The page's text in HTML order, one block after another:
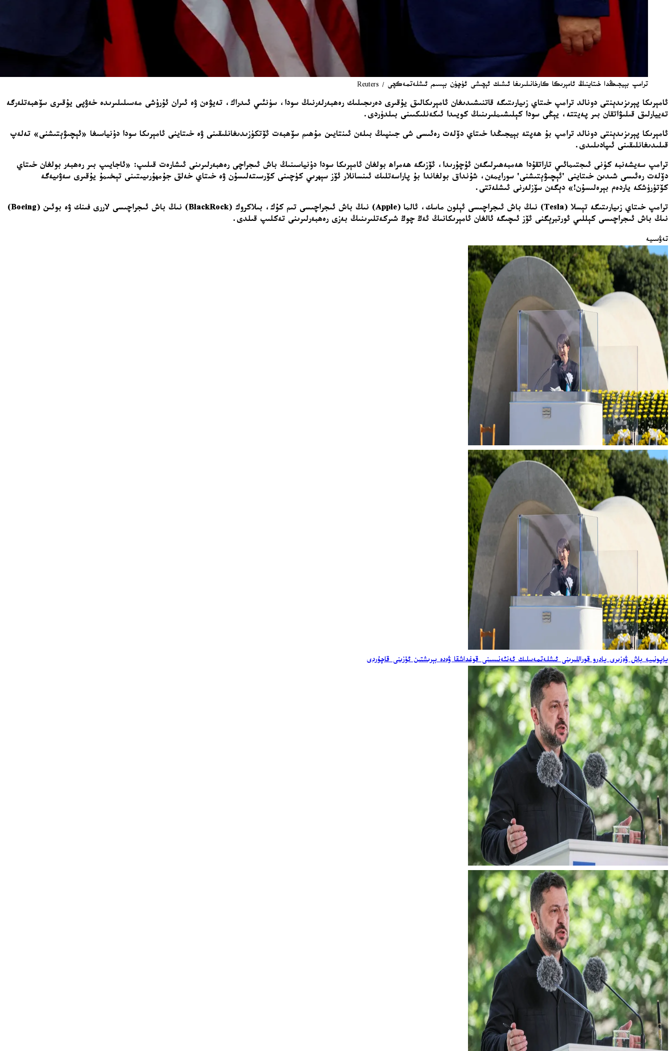
ترامپ بېيجىڭدا خىتاينىڭ ئامېرىكا كارخانىلىرىغا ئىشىك ئېچىشى ئۈچۈن بېسىم ئىشلەتمەكچى / Reuters
ئامېرىكا پېرىزىدېنتى دونالد ترامپ خىتاي زىيارىتىگە قاتنىشىدىغان ئامېرىكالىق يۇقىرى دەرىجىلىك رەھبەرلەرنىڭ سودا، سۈنئىي ئىدراك، تەيۋەن ۋە ئىران ئۇرۇشى مەسىلىلىرىدە خەۋپى يۇقىرى سۆھبەتلەرگە
تەييارلىق قىلىۋاتقان بىر پەيتتە، يېڭى سودا كېلىشىملىرىنىڭ كويىدا ئىكەنلىكىىنى بىلدۈردى.
ئامېرىكا پېرىزىدېنتى دونالد ترامپ بۇ ھەپتە بېيجىڭدا خىتاي دۆلەت رەئىسى شى جىنپىڭ بىلەن ئىنتايىن مۇھىم سۆھبەت ئۆتكۈزىدىغانلىقىنى ۋە خىتاينى ئامېرىكا سودا دۇنياسىغا «ئېچىۋېتىشنى» تەلەپ
قىلىدىغانلىقىنى ئىپادىلىدى.
ترامپ سەيشەنبە كۈنى ئىجتىمائىي تاراتقۇدا ھەمبەھىرلىگەن ئۇچۇرىدا، ئۆزىگە ھەمراھ بولغان ئامېرىكا سودا دۇنياسىنىڭ باش ئىجراچى رەھبەرلىرىنى ئىشارەت قىلىپ: «ئاجايىپ بىر رەھبەر بولغان خىتاي
دۆلەت رەئىسى شىدىن خىتاينى 'ئېچىۋېتىشنى' سورايمەن، شۇنداق بولغاندا بۇ پاراسەتلىك ئىنسانلار ئۆز سېھرىي كۈچىنى كۆرسىتەلىسۇن ۋە خىتاي خەلق جۇمھۇرىيىتىنى تېخىمۇ يۇقىرى سەۋىيەگە
كۆتۈرۈشكە ياردەم بېرەلىسۇن!» دېگەن سۆزلەرنى ئىشلەتتى.
ترامپ خىتاي زىيارىتىگە تېسلا (Tesla) نىڭ باش ئىجراچىسى ئېلون ماسك، ئالما (Apple) نىڭ باش ئىجراچىسى تىم كۇك، بىلاكروك (BlackRock) نىڭ باش ئىجراچىسى لاررى فىنك ۋە بوئىن (Boeing)
نىڭ باش ئىجراچىسى كېللىي ئورتبرېگنى ئۆز ئىچىگە ئالغان ئامېرىكانىڭ ئەڭ چوڭ شىركەتلىرىنىڭ بەزى رەھبەرلىرىنى تەكلىپ قىلدى.
تەۋسىيە
ياپونىيە باش ۋەزىرى يادرو قوراللىرىنى ئىشلەتمەسلىك ئەنئەنىسىنى قوغداشقا ۋەدە بېرىشتىن ئۆزىنى قاچۇردى